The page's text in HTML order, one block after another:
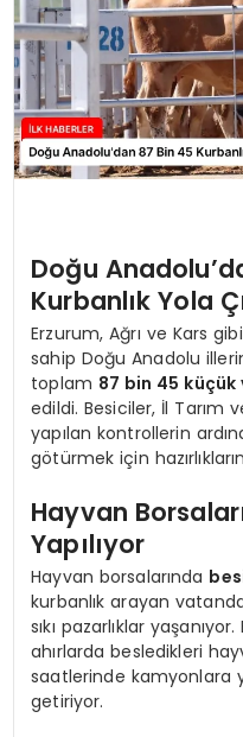
Doğu
Kurbanlık Yola
Erzurum, Ağrı ve Kars
sahip Doğu Anadolu
toplam 87 bin 45 küçük
edildi. Besiciler, İl Tarım
yapılan kontrollerin
götürmek için
Hayvan
Yapılıyor
Hayvan borsalarında
kurbanlık arayan
sıkı pazarlıklar
ahırlarda besledikleri
saatlerinde kamyonlara
getiriyor.